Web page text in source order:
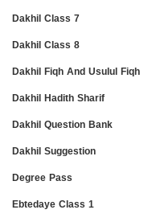
Dakhil Class 7
Dakhil Class 8
Dakhil Fiqh And Usulul Fiqh
Dakhil Hadith Sharif
Dakhil Question Bank
Dakhil Suggestion
Degree Pass
Ebtedaye Class 1